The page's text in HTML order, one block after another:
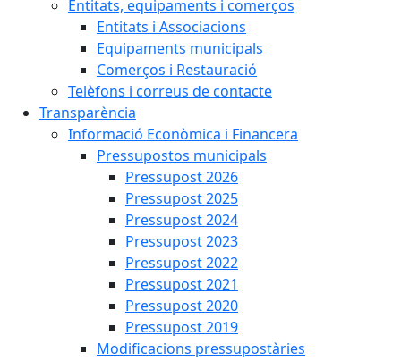
Entitats, equipaments i comerços
Entitats i Associacions
Equipaments municipals
Comerços i Restauració
Telèfons i correus de contacte
Transparència
Informació Econòmica i Financera
Pressupostos municipals
Pressupost 2026
Pressupost 2025
Pressupost 2024
Pressupost 2023
Pressupost 2022
Pressupost 2021
Pressupost 2020
Pressupost 2019
Modificacions pressupostàries